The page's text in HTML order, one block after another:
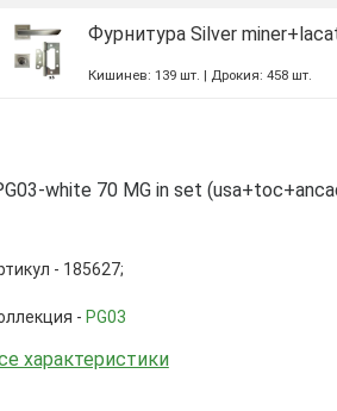
Фурнитура Silver
Кишинев: 139шт. Дрокия: 458шт.
white 70 MG in set
- 185627;
- PG03
характеристики